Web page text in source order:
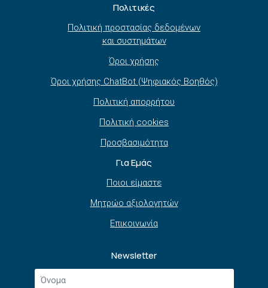
Πολιτικές
Πολιτική προστασίας δεδομένων
και συστημάτων
Όροι χρήσης
Όροι χρήσης ChatBot (Ψηφιακός Βοηθός)
Πολιτική απορρήτου
Πολιτική cookies
Προσβασιμότητα
Για Εμάς
Ποιοι είμαστε
Μητρώο αξιολογητών
Επικοινωνία
Newsletter
Όνομα